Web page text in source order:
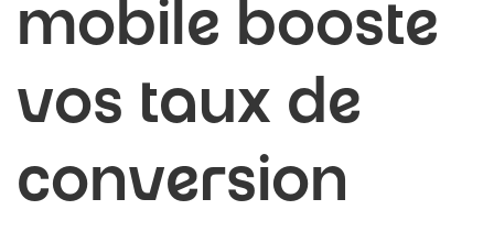
mobile booste
vos taux de
conversion